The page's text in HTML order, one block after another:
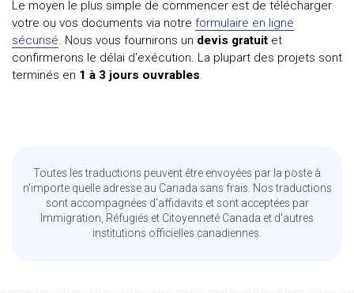
Le moyen le plus simple de commencer est de télécharger
votre ou vos documents via notre formulaire en ligne
sécurisé. Nous vous fournirons un devis gratuit et
confirmerons le délai d'exécution. La plupart des projets sont
terminés en 1 à 3 jours ouvrables.
Toutes les traductions peuvent être envoyées par la poste à
n'importe quelle adresse au Canada sans frais. Nos traductions
sont accompagnées d'affidavits et sont acceptées par
Immigration, Réfugiés et Citoyenneté Canada et d'autres
institutions officielles canadiennes.